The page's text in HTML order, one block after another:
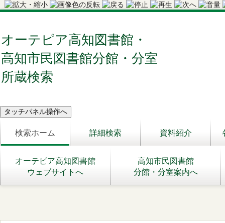
オーテピア高知図書館・
高知市民図書館分館・分室
所蔵検索
検索ホーム 詳細検索 資料紹介
オーテピア高知図書館
ウェブサイトへ
高知市民図書館
分館・分室案内へ